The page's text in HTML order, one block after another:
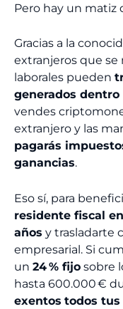
Pero hay un matiz
Gracias a la
extranjeros que
laborales pueden
generados dentro
vendes
extranjero y las
pagarás
ganancias.
Eso sí, para
residente fiscal
años y trasladarte
empresarial. Si
un 24 % fijo sobre
hasta 600.000 €
exentos todos